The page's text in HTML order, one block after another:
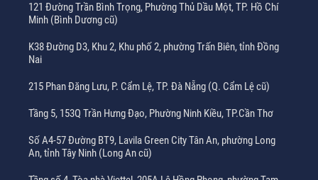
121 Đường Trần Bình Trọng, Phường Thủ Dầu Một, TP. Hồ Chí
Minh (Bình Dương cũ)
K38 Đường D3, Khu 2, Khu phố 2, phường Trấn Biên, tỉnh Đồng
Nai
215 Phan Đăng Lưu, P. Cẩm Lệ, TP. Đà Nẵng (Q. Cẩm Lệ cũ)
Tầng 5, 153Q Trần Hưng Đạo, Phường Ninh Kiều, TP.Cần Thơ
Số A4-57 Đường BT9, Lavila Green City Tân An, phường Long
An, tỉnh Tây Ninh (Long An cũ)